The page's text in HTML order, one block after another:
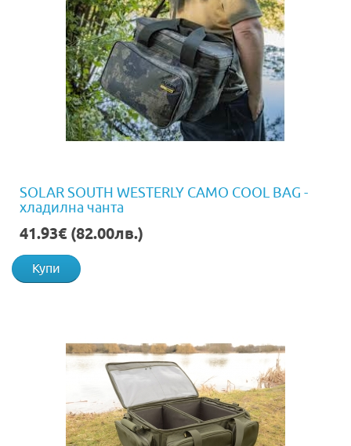
SOLAR SOUTH WESTERLY CAMO COOL BAG -
хладилна чанта
41.93€ (82.00лв.)
Купи